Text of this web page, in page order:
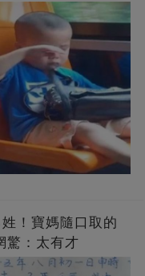
！寶媽隨口取的
驚：太有才